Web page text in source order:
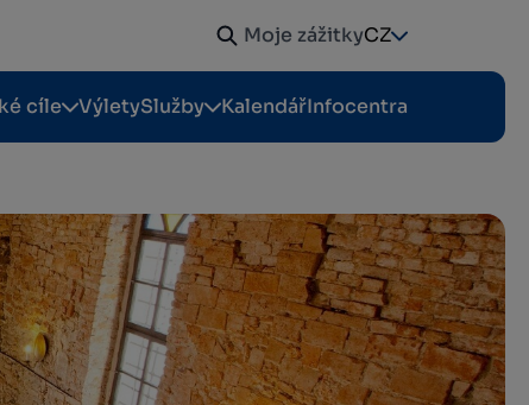
Moje zážitkyCZ
cíle VýletySlužby KalendářInfocentra